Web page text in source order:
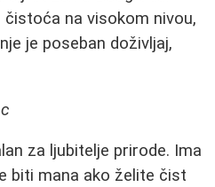
čistoća na visokom nivou,
je poseban doživljaj,
za ljubitelje prirode. Ima
biti mana ako želite čist